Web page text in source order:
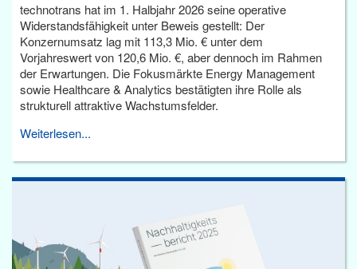
technotrans hat im 1. Halbjahr 2026 seine operative
Widerstandsfähigkeit unter Beweis gestellt: Der
Konzernumsatz lag mit 113,3 Mio. € unter dem
Vorjahreswert von 120,6 Mio. €, aber dennoch im Rahmen
der Erwartungen. Die Fokusmärkte Energy Management
sowie Healthcare & Analytics bestätigten ihre Rolle als
strukturell attraktive Wachstumsfelder.
Weiterlesen...